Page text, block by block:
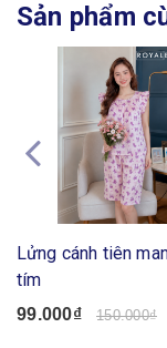
Sản phẩm
Lửng cánh tiên
tím
99.000₫ 150.000₫